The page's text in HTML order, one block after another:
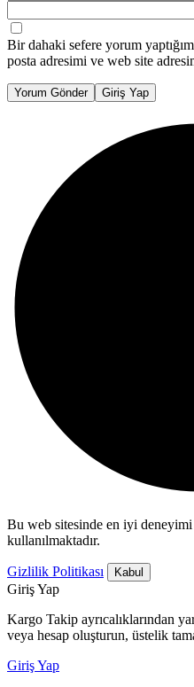
Bir dahaki sefere yorum
posta adresimi ve web site
Yorum Gönder Giriş Yap
Bu web sitesinde en iyi deneyimi
kullanılmaktadır.
Gizlilik Politikası Kabul
Giriş Yap
Kargo Takip ayrıcalıklarından
veya hesap oluşturun, üstelik
Giriş Yap